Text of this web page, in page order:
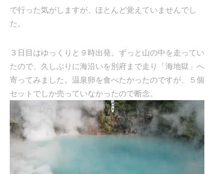
で行った気がしますが、ほとんど覚えていませんでし
た。
３日目はゆっくりと９時出発。ずっと山の中を走ってい
たので、久しぶりに海沿いを別府まで走り「海地獄」へ
寄ってみました。温泉卵を食べたかったのですが、５個
セットでしか売っていなかったので断念。